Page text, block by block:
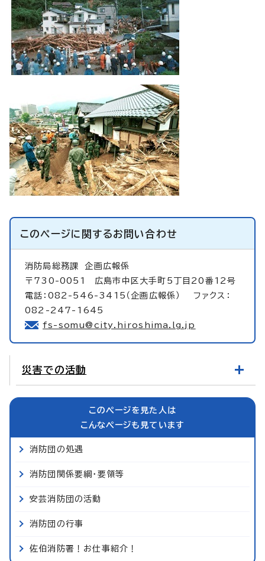
このページに関するお問い合わせ
消防局総務課企画広報係
〒730-0051 広島市中区大手町5丁目20番12号
電話：082-546-3415（企画広報係） ファクス：
082-247-1645
fs-somu@city.hiroshima.lg.jp
災害での活動
このページを見た人は
こんなページも見ています
消防団の処遇
消防団関係要綱・要領等
安芸消防団の活動
消防団の行事
佐伯消防署！お仕事紹介！